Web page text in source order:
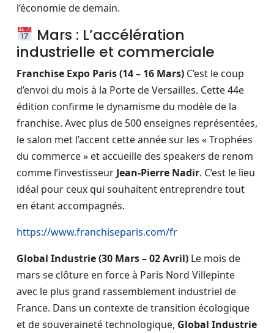
l’économie de demain.
Mars : L’accélération
industrielle et commerciale
Franchise Expo Paris (14 – 16 Mars) C’est le coup
d’envoi du mois à la Porte de Versailles. Cette 44e
édition confirme le dynamisme du modèle de la
franchise. Avec plus de 500 enseignes représentées,
le salon met l’accent cette année sur les « Trophées
du commerce » et accueille des speakers de renom
comme l’investisseur Jean-Pierre Nadir. C’est le lieu
idéal pour ceux qui souhaitent entreprendre tout
en étant accompagnés.
https://www.franchiseparis.com/fr
Global Industrie (30 Mars – 02 Avril) Le mois de
mars se clôture en force à Paris Nord Villepinte
avec le plus grand rassemblement industriel de
France. Dans un contexte de transition écologique
et de souveraineté technologique, Global Industrie